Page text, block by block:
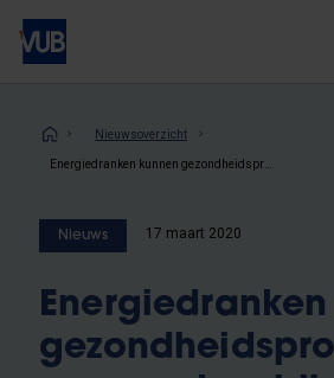
Overslaan
naar
inhoudKruimelpad
Nieuwsoverzicht
Nieuws 17 maart 2020